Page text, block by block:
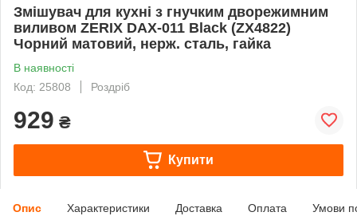
Змішувач для кухні з гнучким дворежимним
виливом ZERIX DAX-011 Black (ZX4822)
Чорний матовий, нерж. сталь, гайка
В наявності
Код: 25808
Роздріб
929 ₴
Купити
Опис Характеристики Доставка Оплата Умови